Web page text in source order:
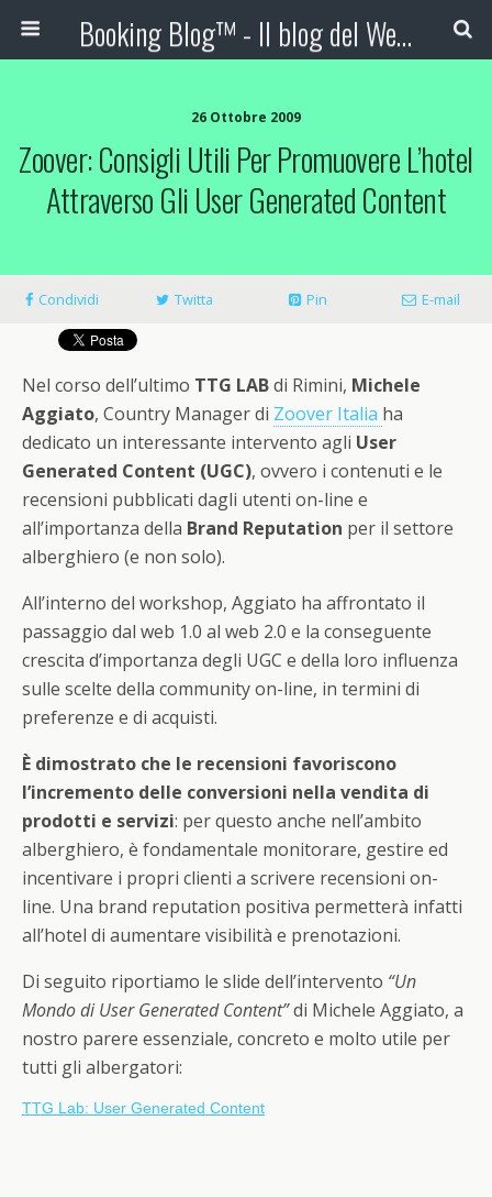
Booking Blog™ - Il blog del Web Marketing Turistico
26 Ottobre 2009
Zoover: Consigli Utili Per Promuovere L’hotel
Attraverso Gli User Generated Content
Condividi Twitta Pin E-mail
Nel corso dell’ultimo TTG LABdi Rimini, Michele
Aggiato, Country Manager di Zoover Italia ha
dedicato un interessante intervento agli User
Generated Content (UGC), ovvero i contenuti e le
recensioni pubblicati dagli utenti on-line e
all’importanza della Brand Reputation per il settore
alberghiero (e non solo).
All’interno del workshop, Aggiato ha affrontato il
passaggio dal web 1.0 al web 2.0 e la conseguente
crescita d’importanza degli UGC e della loro influenza
sulle scelte della community on-line, in termini di
preferenze e di acquisti.
È dimostrato che le recensioni favoriscono
l’incremento delle conversioni nella vendita di
prodotti e servizi: per questo anche nell’ambito
alberghiero, è fondamentale monitorare, gestire ed
incentivare i propri clienti a scrivere recensioni on-
line. Una brand reputation positiva permetterà infatti
all’hotel di aumentare visibilità e prenotazioni.
Di seguito riportiamo le slide dell’intervento “Un
Mondo di User Generated Content”di Michele Aggiato, a
nostro parere essenziale, concreto e molto utile per
tutti gli albergatori:
TTG Lab: User Generated Content